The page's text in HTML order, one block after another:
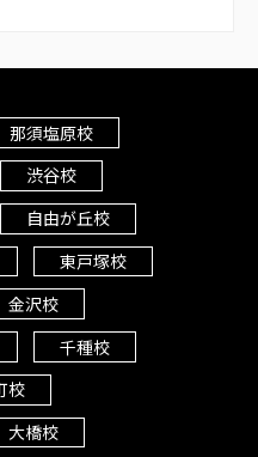
那須塩原校
渋谷校
自由が丘校
東戸塚校
金沢校
千種校
校
大橋校